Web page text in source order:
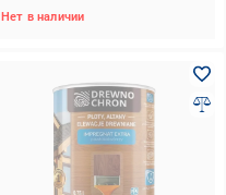
Нет в наличии